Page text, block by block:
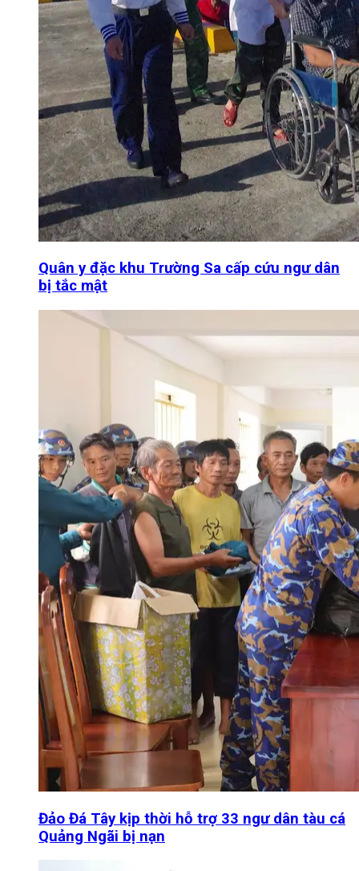
Quân y đặc khu Trường Sa cấp cứu ngư dân
bị tắc mật
Đảo Đá Tây kịp thời hỗ trợ 33 ngư dân tàu cá
Quảng Ngãi bị nạn